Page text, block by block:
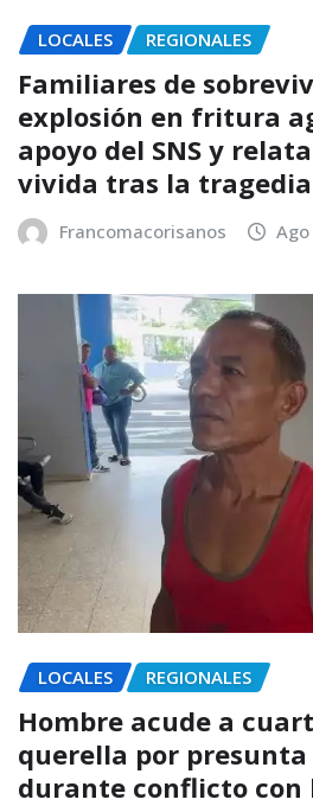
LOCALES REGIONALES
Familiares de
explosión en fritura
apoyo del SNS y
vivida tras la tragedia
Francomacorisanos
LOCALES REGIONALES
Hombre acude a
querella por presunta
durante conflicto con